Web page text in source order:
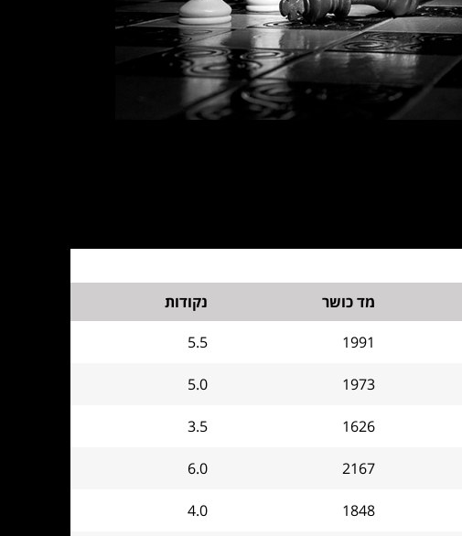
מד כושר
נקודות
1991
5.5
1973
5.0
1626
3.5
2167
6.0
1848
4.0